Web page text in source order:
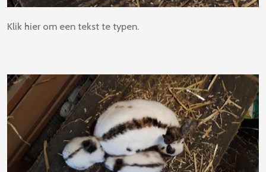
Klik hier om een tekst te typen.